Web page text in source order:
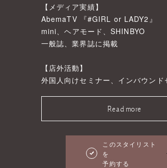
【メディア実績】
AbemaTV 『#GIRL or LADY2』
mini、ヘアモード、SHINBYO
一般誌、業界誌に掲載
【店外活動】
外国人向けセミナー、インバウンド
Read more
このスタイリスト
を
予約する